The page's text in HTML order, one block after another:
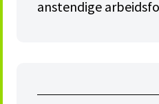
anstendige